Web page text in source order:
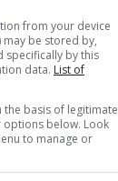
from your device
be stored by,
specifically by this
data. List of
basis of legitimate
options below. Look
to manage or